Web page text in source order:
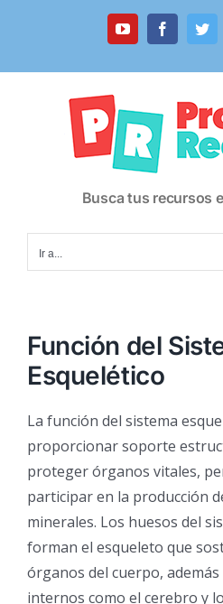
YouTubeFacebook
Busca tus recursos
Ir a...
Función del
Esquelético
La función del sistema
proporcionar soporte
proteger órganos vitales,
participar en la producción
minerales. Los huesos del
forman el esqueleto que
órganos del cuerpo,
internos como el cerebro y